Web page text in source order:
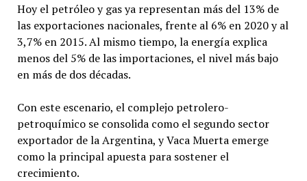
Hoy el petróleo y gas ya representan más del 13% de
las exportaciones nacionales, frente al 6% en 2020 y al
3,7% en 2015. Al mismo tiempo, la energía explica
menos del 5% de las importaciones, el nivel más bajo
en más de dos décadas.
Con este escenario, el complejo petrolero-
petroquímico se consolida como el segundo sector
exportador de la Argentina, y Vaca Muerta emerge
como la principal apuesta para sostener el
crecimiento.